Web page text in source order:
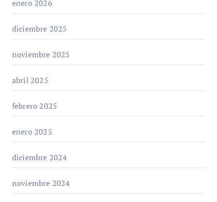
enero 2026
diciembre 2025
noviembre 2025
abril 2025
febrero 2025
enero 2025
diciembre 2024
noviembre 2024